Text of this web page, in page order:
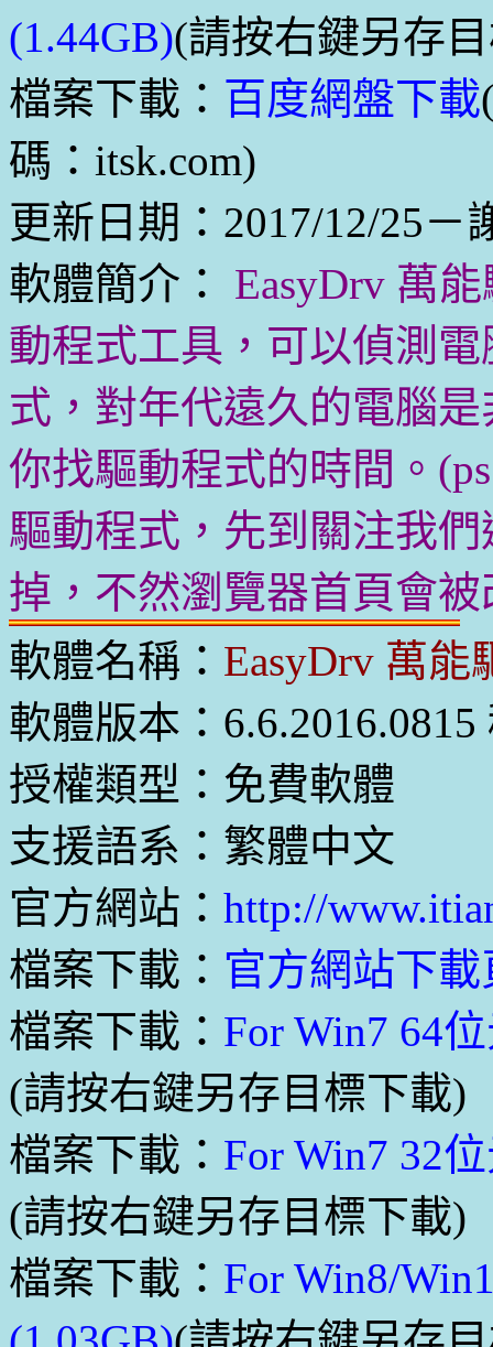
(1.44GB)(請按右鍵另存
檔案下載： 百度網盤下載
碼：itsk.com)
更新日期：2017/12/25－
軟體簡介：
EasyDrv 萬
動程式工具，可以偵測
式，對年代遠久的電腦
你找驅動程式的時間。
驅動程式，先到關注我
掉，不然瀏覽器首頁會被
軟體名稱： EasyDrv 萬能
軟體版本：6.6.2016.0815
授權類型：免費軟體
支援語系：繁體中文
官方網站： http://
檔案下載： 官方網站下載
檔案下載： For Win7 64
(請按右鍵另存目標下載)
檔案下載： For Win7 32
(請按右鍵另存目標下載)
檔案下載： For Win8/